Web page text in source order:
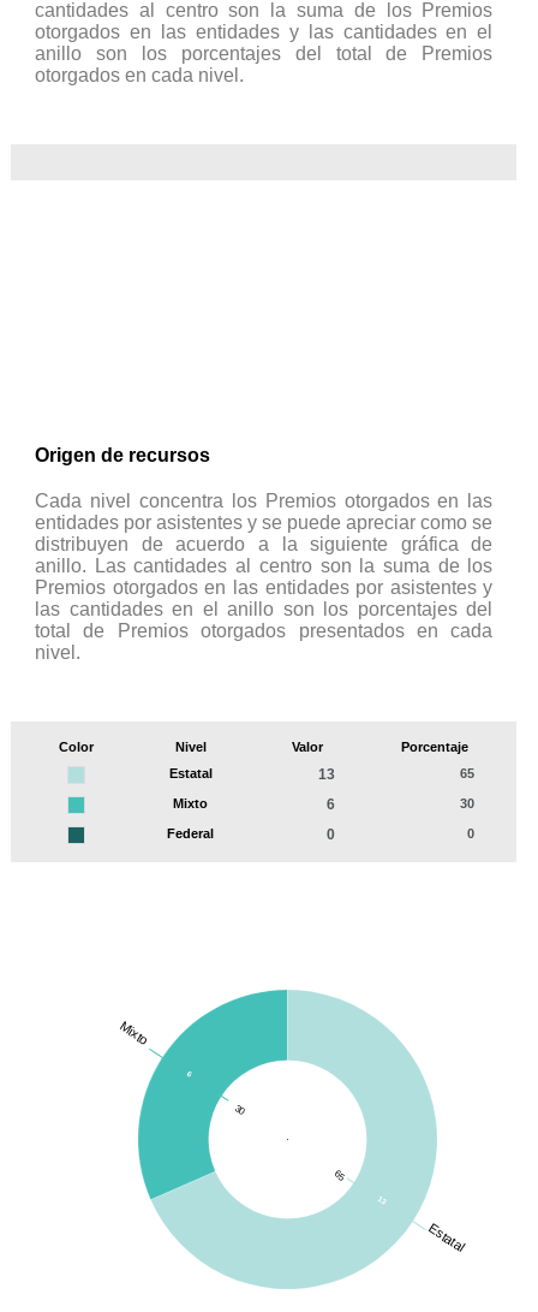
cantidades al centro son la suma de los Premios
otorgados en las entidades y las cantidades en el
anillo son los porcentajes del total de Premios
otorgados en cada nivel.
Estatal
65
13
Mixto
30
6
Origen de recursos
Cada nivel concentra los Premios otorgados en las
entidades por asistentes y se puede apreciar como se
distribuyen de acuerdo a la siguiente gráfica de
anillo. Las cantidades al centro son la suma de los
Premios otorgados en las entidades por asistentes y
las cantidades en el anillo son los porcentajes del
total de Premios otorgados presentados en cada
nivel.
Color Nivel Valor
Porcentaje
Estatal
13 65
Mixto 6 30
Federal 0 0